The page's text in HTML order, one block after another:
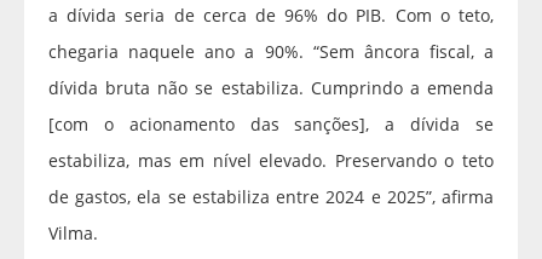
a dívida seria de cerca de 96% do PIB. Com o teto,
chegaria naquele ano a 90%. “Sem âncora fiscal, a
dívida bruta não se estabiliza. Cumprindo a emenda
[com o acionamento das sanções], a dívida se
estabiliza, mas em nível elevado. Preservando o teto
de gastos, ela se estabiliza entre 2024 e 2025”, afirma
Vilma.